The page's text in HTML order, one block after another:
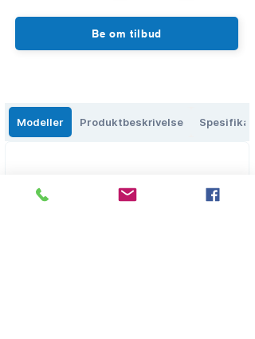
Be om tilbud
Modeller Produktbeskrivelse